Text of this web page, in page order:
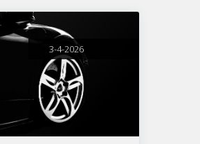
3-4-2026